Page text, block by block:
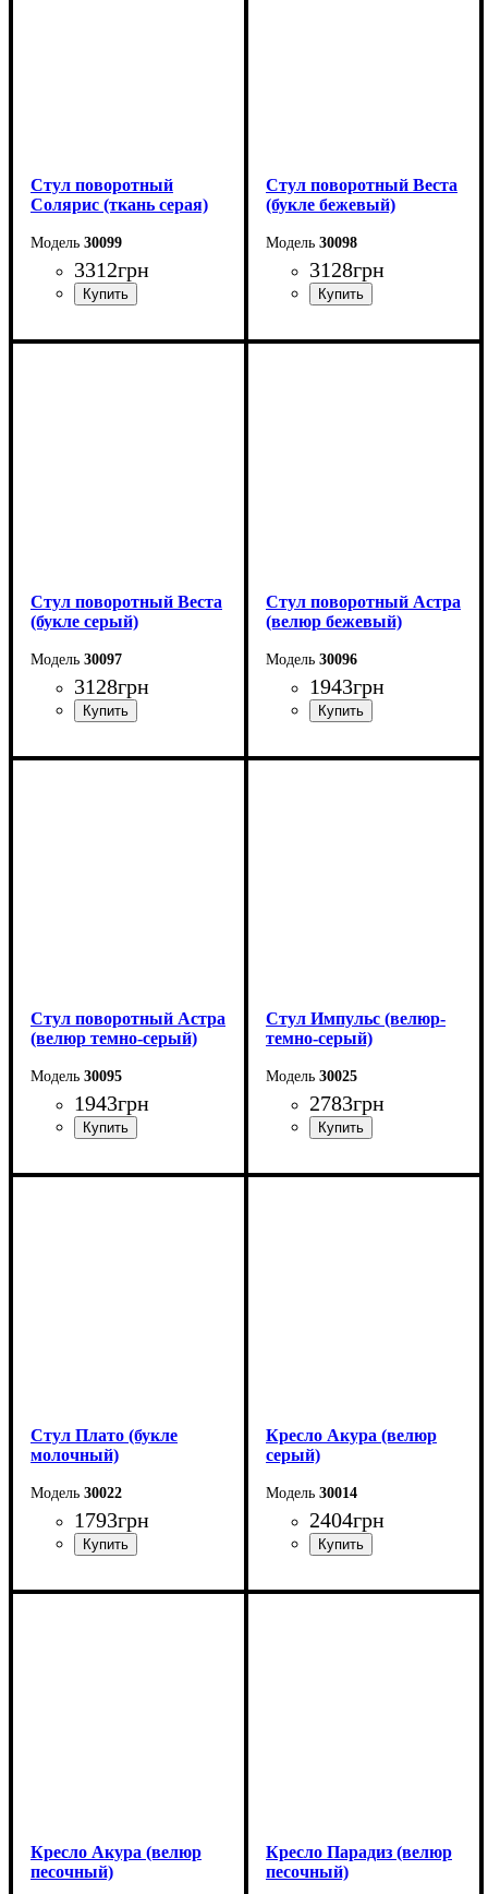
Стул поворотный
Солярис (ткань серая)
30099
3312грн
Стул поворотный Веста
(букле бежевый)
30098
3128грн
Стул поворотный Веста
(букле серый)
30097
3128грн
Стул поворотный Астра
(велюр бежевый)
30096
1943грн
Стул поворотный Астра
(велюр темно-серый)
30095
1943грн
Стул Импульс (велюр-
темно-серый)
30025
2783грн
Стул Плато (букле
молочный)
30022
1793грн
Кресло Акура (велюр
серый)
30014
2404грн
Ширина: 58 см
Кресло Акура (велюр
песочный)
Кресло Парадиз (велюр
песочный)